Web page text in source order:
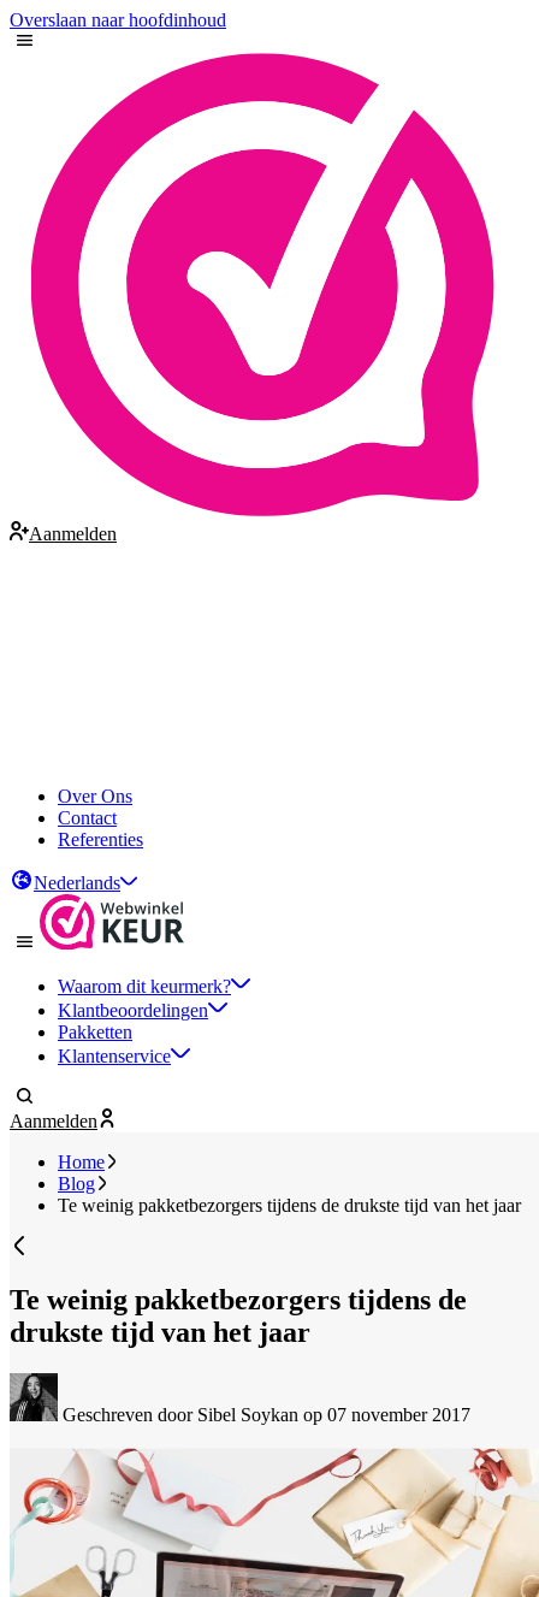
Overslaan naar hoofdinhoud
Aanmelden
Over Ons
Contact
Referenties
Nederlands
Waarom dit keurmerk?
Klantbeoordelingen
Pakketten
Klantenservice
Aanmelden
Home
Blog
Te weinig pakketbezorgers tijdens de drukste tijd van het jaar
Te weinig pakketbezorgers tijdens de
drukste tijd van het jaar
Geschreven door Sibel Soykan op 07 november 2017